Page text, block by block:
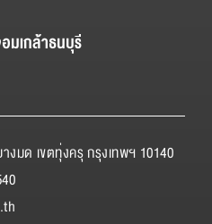
มเกล้าธนบุรี
งมด เขตทุ่งครุ กรุงเทพฯ 10140